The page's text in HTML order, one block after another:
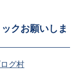
クお願いしま
グ村